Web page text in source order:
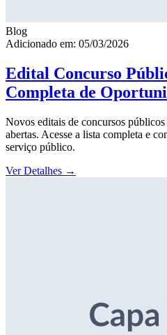
Blog
Adicionado em: 05/03/2026
Edital Concurso
Completa de
Novos editais de concursos
abertas. Acesse a lista completa e
serviço público.
Ver Detalhes →